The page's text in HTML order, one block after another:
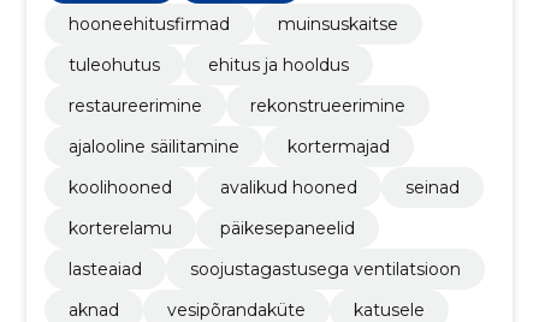
hooneehitusfirmad
muinsuskaitse
tuleohutus
ehitus ja hooldus
restaureerimine
rekonstrueerimine
ajalooline säilitamine
kortermajad
koolihooned
avalikud hooned
seinad
korterelamu
päikesepaneelid
lasteaiad
soojustagastusega ventilatsioon
aknad
vesipõrandaküte
katusele